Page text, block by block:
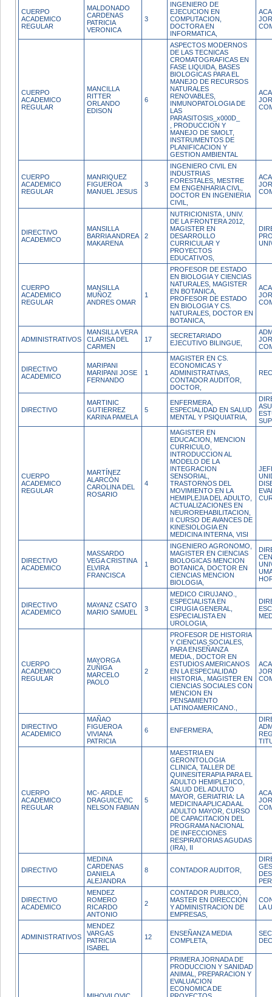
CUERPO
ACADEMICO
REGULAR
MALDONADO
CARDENAS
PATRICIA
VERONICA
3
INGENIERO DE
EJECUCION EN
COMPUTACION,
DOCTORA EN
INFORMATICA,
CUERPO
ACADEMICO
REGULAR
MANCILLA
RITTER
ORLANDO
EDISON
6
ASPECTOS MODERNOS
DE LAS TECNICAS
CROMATOGRAFICAS EN
FASE LIQUIDA, BASES
BIOLOGICAS PARA EL
MANEJO DE RECURSOS
NATURALES
RENOVABLES,
INMUNOPATOLOGIA DE
LAS
PARASITOSIS_x000D_
, PRODUCCION Y
MANEJO DE SMOLT,
INSTRUMENTOS DE
PLANIFICACION Y
GESTION AMBIENTAL
CUERPO
ACADEMICO
REGULAR
MANRIQUEZ
FIGUEROA
MANUEL JESUS
3
INGENIERO CIVIL EN
INDUSTRIAS
FORESTALES, MESTRE
EM ENGENHARIA CIVL,
DOCTOR EN INGENIERIA
CIVIL,
DIRECTIVO
ACADEMICO
MANSILLA
BARRIA ANDREA
MAKARENA
2
NUTRICIONISTA , UNIV.
DE LA FRONTERA 2012,
MAGISTER EN
DESARROLLO
CURRICULAR Y
PROYECTOS
EDUCATIVOS,
CUERPO
ACADEMICO
REGULAR
MANSILLA
MUÑOZ
ANDRES OMAR
1
PROFESOR DE ESTADO
EN BIOLOGIA Y CIENCIAS
NATURALES, MAGISTER
EN BOTANICA,
PROFESOR DE ESTADO
EN BIOLOGIA Y CS.
NATURALES, DOCTOR EN
BOTANICA,
ADMINISTRATIVOS
MANSILLA VERA
CLARISA DEL
CARMEN
17
SECRETARIADO
EJECUTIVO BILINGUE,
DIRECTIVO
ACADEMICO
MARIPANI
MARIPANI JOSE
FERNANDO
1
MAGISTER EN CS.
ECONOMICAS Y
ADMINISTRATIVAS,
CONTADOR AUDITOR,
DOCTOR,
DIRECTIVO
MARTINIC
GUTIERREZ
KARINA PAMELA
5
ENFERMERA,
ESPECIALIDAD EN SALUD
MENTAL Y PSIQUIATRIA,
CUERPO
ACADEMICO
REGULAR
MARTÍNEZ
ALARCÓN
CAROLINA DEL
ROSARIO
4
MAGISTER EN
EDUCACION, MENCION
CURRICULO,
INTRODUCCION AL
MODELO DE LA
INTEGRACION
SENSORIAL,
TRASTORNOS DEL
MOVIMIENTO EN LA
HEMIPLEJIA DEL ADULTO,
ACTUALIZACIONES EN
NEUROREHABILITACION,
II CURSO DE AVANCES DE
KINESIOLOGIA EN
MEDICINA INTERNA, VISI
DIRECTIVO
ACADEMICO
MASSARDO
VEGA CRISTINA
ELVIRA
FRANCISCA
1
INGENIERO AGRONOMO,
MAGISTER EN CIENCIAS
BIOLOGICAS MENCION
BOTANICA, DOCTOR EN
CIENCIAS MENCION
BIOLOGIA,
DIRECTIVO
ACADEMICO
MAYANZ CSATO
MARIO SAMUEL
3
MEDICO CIRUJANO.,
ESPECIALISTA EN
CIRUGIA GENERAL,
ESPECIALISTA EN
UROLOGIA,
CUERPO
ACADEMICO
REGULAR
MAYORGA
ZUÑIGA
MARCELO
PAOLO
2
PROFESOR DE HISTORIA
Y CIENCIAS SOCIALES,
PARA ENSEÑANZA
MEDIA., DOCTOR EN
ESTUDIOS AMERICANOS
EN LA ESPECIALIDAD
HISTORIA., MAGISTER EN
CIENCIAS SOCIALES CON
MENCION EN
PENSAMIENTO
LATINOAMERICANO.,
DIRECTIVO
ACADEMICO
MAÑAO
FIGUEROA
VIVIANA
PATRICIA
6 ENFERMERA,
CUERPO
ACADEMICO
REGULAR
MC- ARDLE
DRAGUICEVIC
NELSON FABIAN
5
MAESTRIA EN
GERONTOLOGIA
CLINICA, TALLER DE
QUINESITERAPIA PARA EL
ADULTO HEMIPLEJICO,
SALUD DEL ADULTO
MAYOR, GERIATRIA: LA
MEDICINA APLICADA AL
ADULTO MAYOR, CURSO
DE CAPACITACION DEL
PROGRAMA NACIONAL
DE INFECCIONES
RESPIRATORIAS AGUDAS
(IRA), II
DIRECTIVO
MEDINA
CARDENAS
DANIELA
ALEJANDRA
8 CONTADOR AUDITOR,
DIRECTIVO
ACADEMICO
MENDEZ
ROMERO
RICARDO
ANTONIO
2
CONTADOR PUBLICO,
MASTER EN DIRECCION
Y ADMINISTRACION DE
EMPRESAS,
LA
ADMINISTRATIVOS
MENDEZ
VARGAS
PATRICIA
ISABEL
12
ENSEÑANZA MEDIA
COMPLETA,
PRIMERA JORNADA DE
PRODUCCION Y SANIDAD
ANIMAL, PREPARACION Y
EVALUACION
ECONOMICA DE